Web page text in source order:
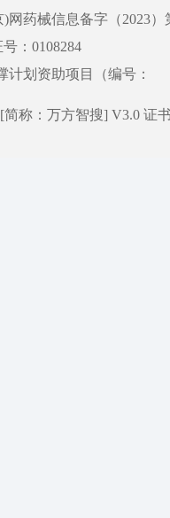
药械信息备字（2023）
：0108284
划资助项目（编号：
称：万方智搜] V3.0 证